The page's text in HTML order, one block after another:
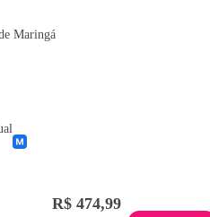
Maringá
R$ 474,99